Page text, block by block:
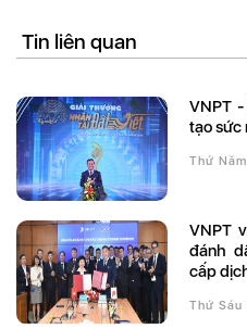
Tin liên quan
VNPT - hai thập kỷ đồng hành, kiến
tạo sức
Thứ
VNPT và KDDI ký Biên bản Ghi nhớ
đánh
cấp
Thứ Sáu